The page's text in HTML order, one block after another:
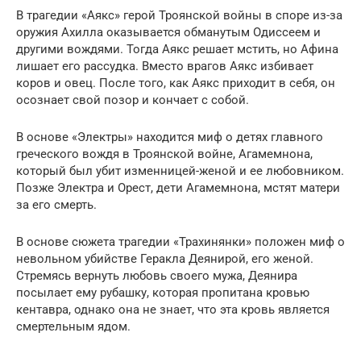
В трагедии «Аякс» герой Троянской войны в споре из-за
оружия Ахилла оказывается обманутым Одиссеем и
другими вождями. Тогда Аякс решает мстить, но Афина
лишает его рассудка. Вместо врагов Аякс избивает
коров и овец. После того, как Аякс приходит в себя, он
осознает свой позор и кончает с собой.
В основе «Электры» находится миф о детях главного
греческого вождя в Троянской войне, Агамемнона,
который был убит изменницей-женой и ее любовником.
Позже Электра и Орест, дети Агамемнона, мстят матери
за его смерть.
В основе сюжета трагедии «Трахинянки» положен миф о
невольном убийстве Геракла Деянирой, его женой.
Стремясь вернуть любовь своего мужа, Деянира
посылает ему рубашку, которая пропитана кровью
кентавра, однако она не знает, что эта кровь является
смертельным ядом.